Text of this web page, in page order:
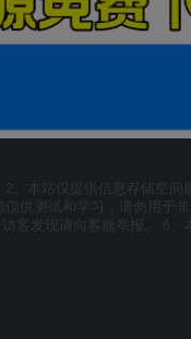
、本站仅提供信息存储空
仅供测试和学习，请勿用
客发现请向客服举报。 6